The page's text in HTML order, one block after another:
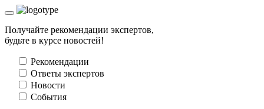
Получайте рекомендации экспертов,
будьте в курсе новостей!
Рекомендации
Ответы экспертов
Новости
События